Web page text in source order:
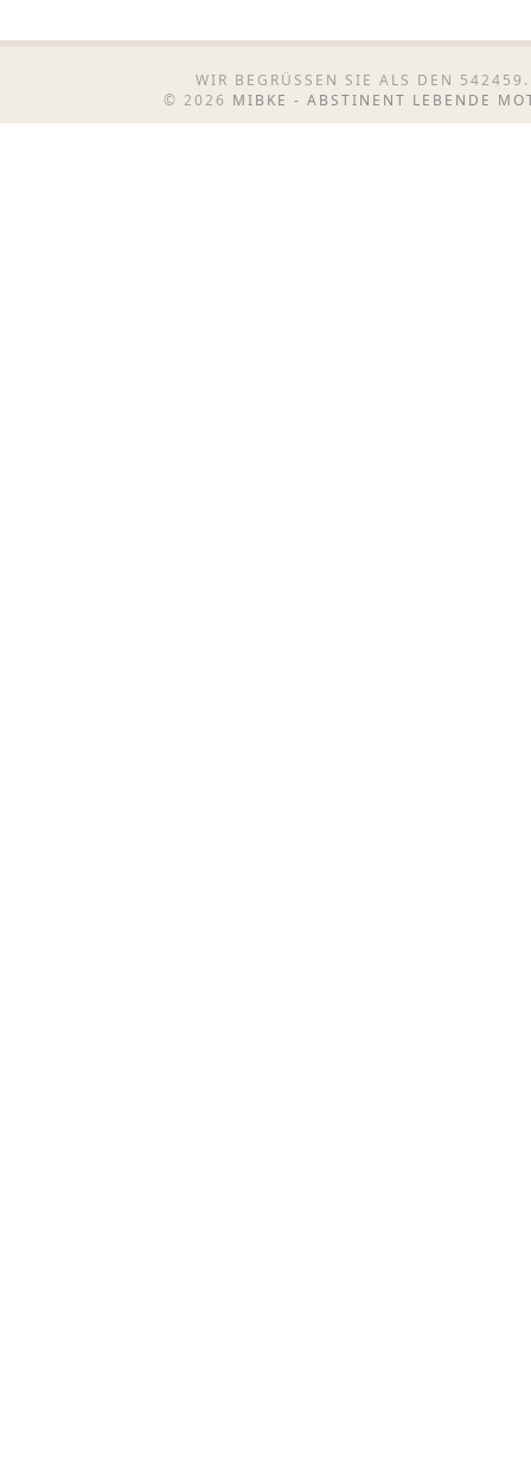
WIR BEGRÜSSEN SIE ALS DEN
© 2026 MIBKE - ABSTINENT LEBENDE